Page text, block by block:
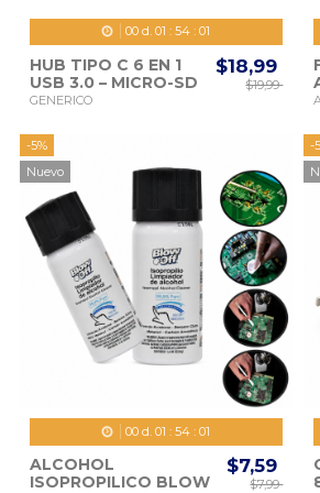
00d. 01 : 53: 59
HUB TIPO C 6 EN 1
USB 3.0 – MICRO-SD
– HDMI – TIPO C
GENERICO
$18,99
$19,99
-5%
Nuevo
00d. 01 : 53: 59
ALCOHOL
ISOPROPILICO BLOW
$7,59
$7,99
-